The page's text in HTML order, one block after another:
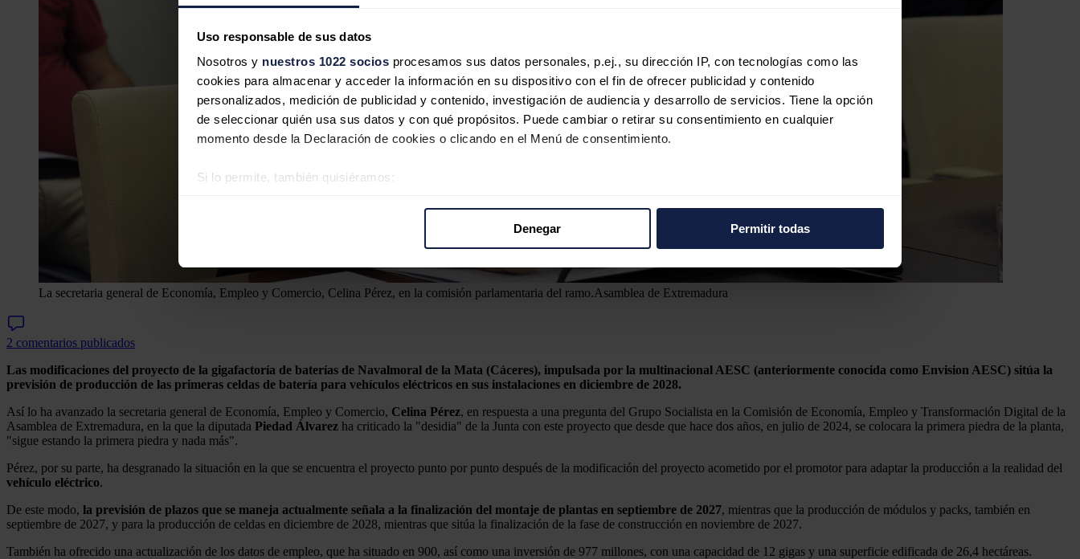
Uso responsable de sus datos
Nosotros y nuestros 1022 socios procesamos sus datos personales, p.ej., su dirección IP, con tecnologías como las
cookies para almacenar y acceder la información en su dispositivo con el fin de ofrecer publicidad y contenido
personalizados, medición de publicidad y contenido, investigación de audiencia y desarrollo de servicios. Tiene la opción
de seleccionar quién usa sus datos y con qué propósitos. Puede cambiar o retirar su consentimiento en cualquier
momento desde la Declaración de cookies o clicando en el Menú de consentimiento.
Si lo permite, también quisiéramos:
Las cookies de este sitio web se usan para personalizar el contenido y los anuncios, ofrecer funciones de redes sociales
Denegar Permitir todas
La secretaria general de Economía, Empleo y Comercio, Celina Pérez, en la comisión parlamentaria del ramo.Asamblea de Extremadura
2 comentarios publicados
Las modificaciones del proyecto de la gigafactoría de baterías de Navalmoral de la Mata (Cáceres), impulsada por la multinacional AESC (anteriormente conocida como Envision AESC) sitúa la
previsión de producción de las primeras celdas de batería para vehículos eléctricos en sus instalaciones en diciembre de 2028.
Así lo ha avanzado la secretaria general de Economía, Empleo y Comercio, Celina Pérez, en respuesta a una pregunta del Grupo Socialista en la Comisión de Economía, Empleo y Transformación Digital de la
Asamblea de Extremadura, en la que la diputada Piedad Álvarez ha criticado la "desidia" de la Junta con este proyecto que desde que hace dos años, en julio de 2024, se colocara la primera piedra de la planta,
"sigue estando la primera piedra y nada más".
Pérez, por su parte, ha desgranado la situación en la que se encuentra el proyecto punto por punto después de la modificación del proyecto acometido por el promotor para adaptar la producción a la realidad del
vehículo eléctrico.
De este modo, la previsión de plazos que se maneja actualmente señala a la finalización del montaje de plantas en septiembre de 2027, mientras que la producción de módulos y packs, también en
septiembre de 2027, y para la producción de celdas en diciembre de 2028, mientras que sitúa la finalización de la fase de construcción en noviembre de 2027.
También ha ofrecido una actualización de los datos de empleo, que ha situado en 900, así como una inversión de 977 millones, con una capacidad de 12 gigas y una superficie edificada de 26,4 hectáreas.